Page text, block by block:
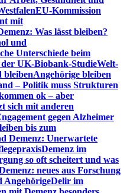
EU-Kommission
mit
Was lässt bleiben?
und
Unterschiede beim
UK-Biobank-StudieWelt-
bleibenAngehörige bleiben
– Politik muss Strukturen
ok – aber
sich mit anderen
gegen Alzheimer
bis zum
Demenz: Unerwartete
Demenz im
so oft scheitert und was
neues aus Forschung
AngehörigeDelir im